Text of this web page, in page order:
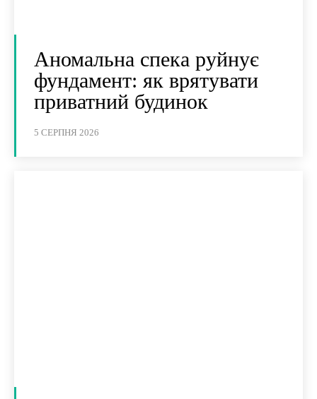
Аномальна спека руйнує
фундамент: як врятувати
приватний будинок
5 СЕРПНЯ 2026